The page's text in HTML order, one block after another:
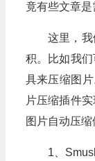
竟有些文章是
这里，
积。比如我
具来压缩图
片压缩插件
图片自动压缩
1、